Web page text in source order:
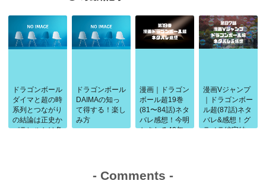
ドラゴンボール
ダイマと超の時
系列とつながり
の結論は正史か
パラレルかは条
ドラゴンボール
DAIMAの知っ
て得する！楽し
み方
漫画｜ドラゴン
ボール超19巻
(81〜84話)ネタ
バレ感想！今明
かされる40年
漫画Vジャンプ
｜ドラゴンボー
ル超(87話)ネタ
バレ&感想！グ
ラノラ編完結
- Comments -